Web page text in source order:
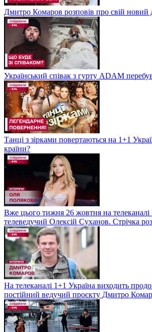
Дмитро Комаров розповів про свій новий
Український співак з гурту ADAM
Танці з зірками повертаються на 1+1
країни?
Вже цього тижня 26 жовтня на телеканалі
телеведучий Олексій Суханов. Стрічка
На телеканалі 1+1 Україна виходить
постійний ведучий проєкту Дмитро